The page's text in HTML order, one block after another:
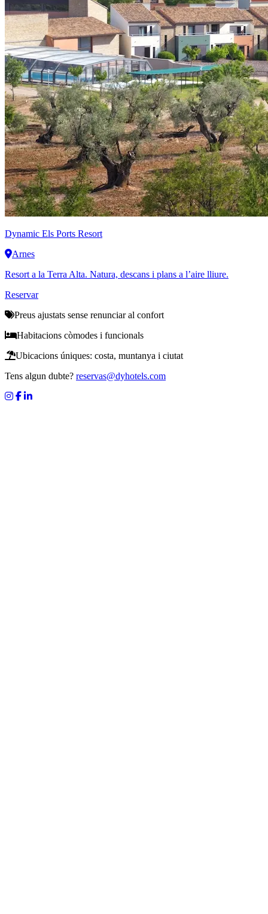
Dynamic Els Ports Resort
Arnes
Resort a la Terra Alta. Natura, descans i plans a l’aire lliure.
Reservar
Preus ajustats sense renunciar al confort
Habitacions còmodes i funcionals
Ubicacions úniques: costa, muntanya i ciutat
Tens algun dubte? reservas@dyhotels.com